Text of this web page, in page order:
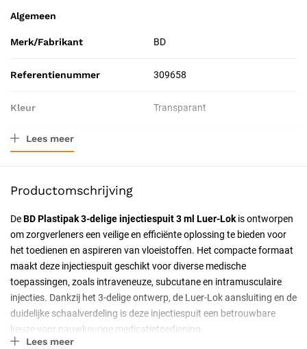
Algemeen
Merk/Fabrikant BD
Referentienummer 309658
Kleur Transparant
Verpakkingstype
Geschiktheid
Voor eenmalig gebruik,
Professioneel, Particulier,
Latexvrij
Uitvoering Steriel, Luer Lock
Certificering
Lees meer
Productomschrijving
DeBD Plastipak 3-delige injectiespuit 3 ml Luer-Lok is ontworpen
om zorgverleners een veilige en efficiënte oplossing te bieden voor
het toedienen en aspireren van vloeistoffen. Het compacte formaat
maakt deze injectiespuit geschikt voor diverse medische
toepassingen, zoals intraveneuze, subcutane en intramusculaire
injecties. Dankzij het 3-delige ontwerp, de Luer-Lok aansluiting en de
duidelijke schaalverdeling is deze injectiespuit een betrouwbare
keuze voor nauwkeurige medicatietoediening.
Lees meer